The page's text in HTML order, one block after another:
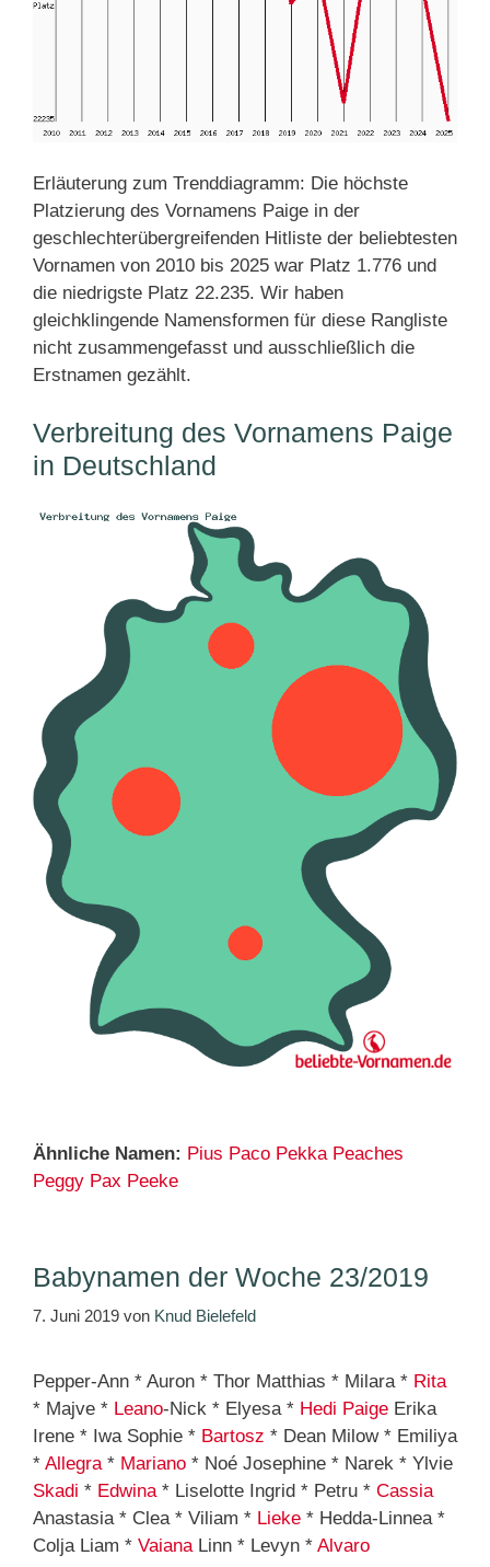
Erläuterung zum Trenddiagramm: Die höchste
Platzierung des Vornamens Paige in der
geschlechterübergreifenden Hitliste der beliebtesten
Vornamen von 2010 bis 2025 war Platz 1.776 und
die niedrigste Platz 22.235. Wir haben
gleichklingende Namensformen für diese Rangliste
nicht zusammengefasst und ausschließlich die
Erstnamen gezählt.
Verbreitung des Vornamens Paige
in Deutschland
Ähnliche Namen: Pius Paco Pekka Peaches
Peggy Pax Peeke
Babynamen der Woche 23/2019
7. Juni 2019 von Knud Bielefeld
Pepper-Ann * Auron * Thor Matthias * Milara * Rita
* Majve * Leano-Nick * Elyesa * Hedi Paige Erika
Irene * Iwa Sophie * Bartosz * Dean Milow * Emiliya
* Allegra* Mariano * Noé Josephine * Narek * Ylvie
Skadi * Edwina* Liselotte Ingrid * Petru * Cassia
Anastasia * Clea * Viliam * Lieke * Hedda-Linnea *
Colja Liam * VaianaLinn * Levyn * Alvaro